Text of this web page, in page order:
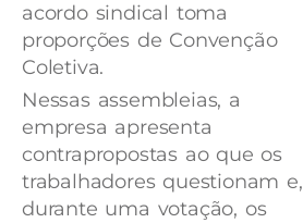
acordo sindical toma
proporções de Convenção
Coletiva.
Nessas assembleias, a
empresa apresenta
contrapropostas ao que os
trabalhadores questionam e,
durante uma votação, os